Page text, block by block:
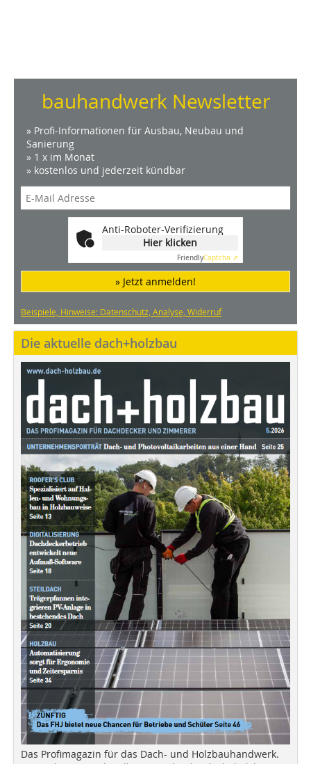
bauhandwerk Newsletter
» Profi-Informationen für Ausbau, Neubau und
Sanierung
» 1 x im Monat
» kostenlos und jederzeit kündbar
Anti-Roboter-Verifizierung
Hier klicken
FriendlyCaptcha ⇗
» Jetzt anmelden!
Beispiele, Hinweise: Datenschutz, Analyse, Widerruf
Die aktuelle dach+holzbau
Das Profimagazin für das Dach- und Holzbauhandwerk.